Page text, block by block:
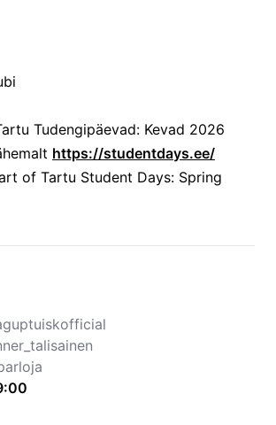
Tudengipäevad: Kevad 2026
https://studentdays.ee/
of Tartu Student Days: Spring